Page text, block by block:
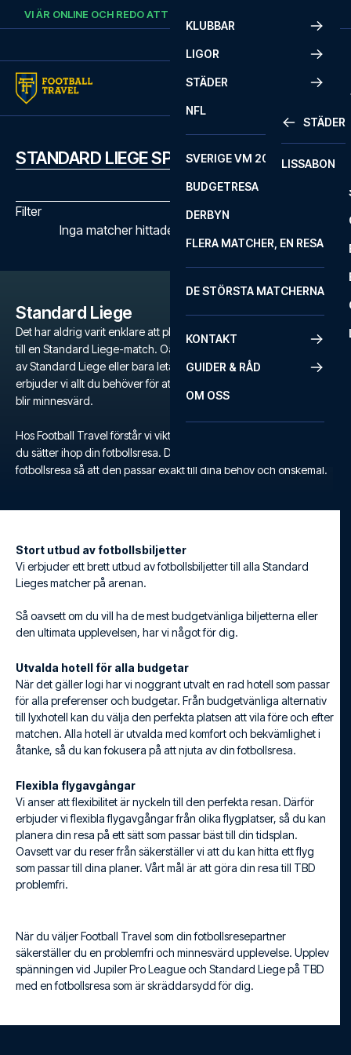
Skip to content
VI ÄR ONLINE OCH REDO ATT HJÄLPA DIG.
KLUBBAR
LIGOR
STÄDER
STÄDER
LISSABON
NFL
SVERIGE VM 2026
BUDGETRESA
DERBYN
FLERA MATCHER, EN RESA
DE STÖRSTA MATCHERNA
KONTAKT
GUIDER & RÅD
OM OSS
STANDARD LIEGE SPELSCHEMA
Filter
Inga matcher hittades med de valda filtren
Standard Liege
Det har aldrig varit enklare att planera en oförglömlig fotbollsresa
till en Standard Liege-match. Oavsett om du är en dedikerad fan
av Standard Liege eller bara letar efter en unik fotbollsupplevelse,
erbjuder vi allt du behöver för att säkerställa att din fotbollsresa
blir minnesvärd.
Hos Football Travel förstår vi vikten av flexibilitet och komfort när
du sätter ihop din fotbollsresa. Därför kan du skräddarsy din egen
fotbollsresa så att den passar exakt till dina behov och önskemål.
Stort utbud av fotbollsbiljetter
Vi erbjuder ett brett utbud av fotbollsbiljetter till alla Standard
Lieges matcher på arenan.
Så oavsett om du vill ha de mest budgetvänliga biljetterna eller
den ultimata upplevelsen, har vi något för dig.
Utvalda hotell för alla budgetar
När det gäller logi har vi noggrant utvalt en rad hotell som passar
för alla preferenser och budgetar. Från budgetvänliga alternativ
till lyxhotell kan du välja den perfekta platsen att vila före och efter
matchen. Alla hotell är utvalda med komfort och bekvämlighet i
åtanke, så du kan fokusera på att njuta av din fotbollsresa.
Flexibla flygavgångar
Vi anser att flexibilitet är nyckeln till den perfekta resan. Därför
erbjuder vi flexibla flygavgångar från olika flygplatser, så du kan
planera din resa på ett sätt som passar bäst till din tidsplan.
Oavsett var du reser från säkerställer vi att du kan hitta ett flyg
som passar till dina planer. Vårt mål är att göra din resa till TBD
problemfri.
När du väljer Football Travel som din fotbollsresepartner
säkerställer du en problemfri och minnesvärd upplevelse. Upplev
spänningen vid Jupiler Pro League och Standard Liege på TBD
med en fotbollsresa som är skräddarsydd för dig.